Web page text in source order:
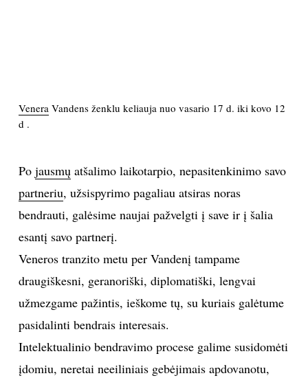
POLITIKA
LAISVALAIKIS
KINAS
TEATRAS
SPORTAS
Venera Vandens ženklu keliauja nuo vasario 17 d. iki kovo 12
d .
Po jausmųatšalimo laikotarpio, nepasitenkinimo savo
partneriu, užsispyrimo pagaliau atsiras noras
bendrauti, galėsime naujai pažvelgti į save ir į šalia
esantį savo partnerį.
Veneros tranzito metu per Vandenį tampame
draugiškesni, geranoriški, diplomatiški, lengvai
užmezgame pažintis, ieškome tų, su kuriais galėtume
pasidalinti bendrais interesais.
Intelektualinio bendravimo procese galime susidomėti
įdomiu, neretai neeiliniais gebėjimais apdovanotu,